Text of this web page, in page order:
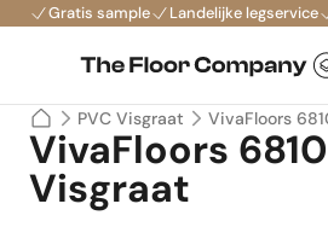
Gratis sample Landelijke legservice
PVC Visgraat VivaFloors
VivaFloors
Visgraat